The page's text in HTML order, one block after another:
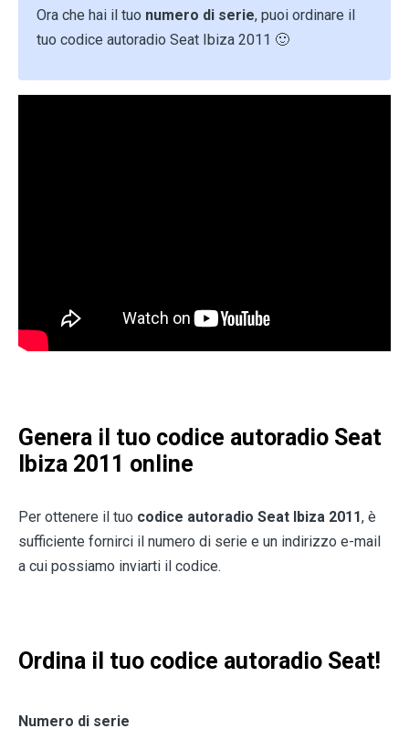
Ora che hai il tuo numero di serie, puoi ordinare il
tuo codice autoradio Seat Ibiza 2011 🙂
Genera il tuo codice autoradio Seat
Ibiza 2011 online
Per ottenere il tuo codice autoradio Seat Ibiza 2011, è
sufficiente fornirci il numero di serie e un indirizzo e-mail
a cui possiamo inviarti il codice.
Ordina il tuo codice autoradio Seat!
Numero di serie